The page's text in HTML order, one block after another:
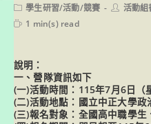
Post
category:
學生研習/活動/競賽
Post活動組
Reading
1 min(s) read
說明：
一、營隊資訊如下
(一)活動時間：115年7月6日（
(二)活動地點：國立中正大學政
(三)報名對象：全國高中職學生